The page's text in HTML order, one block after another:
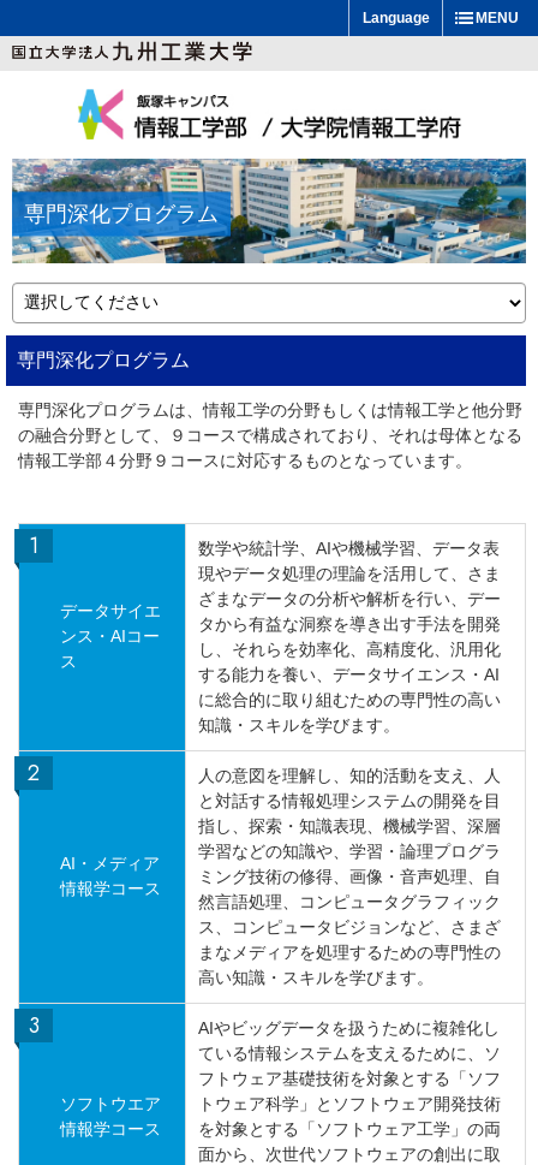
MENU
Language
専門深化プログラム
専門深化プログラム
専門深化プログラムは、情報工学の分野もしくは情報工学と他分野
の融合分野として、９コースで構成されており、それは母体となる
情報工学部４分野９コースに対応するものとなっています。
データサイエ
ンス・AIコー
ス
数学や統計学、AIや機械学習、データ表
現やデータ処理の理論を活用して、さま
ざまなデータの分析や解析を行い、デー
タから有益な洞察を導き出す手法を開発
し、それらを効率化、高精度化、汎用化
する能力を養い、データサイエンス・AI
に総合的に取り組むための専門性の高い
知識・スキルを学びます。
AI・メディア
情報学コース
人の意図を理解し、知的活動を支え、人
と対話する情報処理システムの開発を目
指し、探索・知識表現、機械学習、深層
学習などの知識や、学習・論理プログラ
ミング技術の修得、画像・音声処理、自
然言語処理、コンピュータグラフィック
ス、コンピュータビジョンなど、さまざ
まなメディアを処理するための専門性の
高い知識・スキルを学びます。
ソフトウエア
情報学コース
AIやビッグデータを扱うために複雑化し
ている情報システムを支えるために、ソ
フトウェア基礎技術を対象とする「ソフ
トウェア科学」とソフトウェア開発技術
を対象とする「ソフトウェア工学」の両
面から、次世代ソフトウェアの創出に取